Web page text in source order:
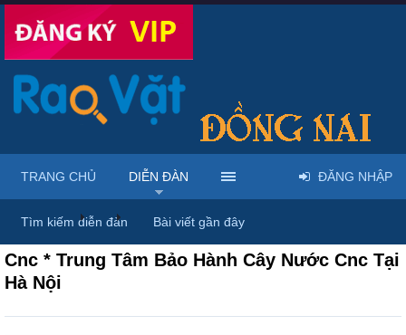
Diễn đàn ... Mua bán & sửa điện tử, điện lạnh
Cnc * Trung Tâm Bảo Hành Cây Nước Cnc Tại
Hà Nội
TRANG CHỦ DIỄN ĐÀN
Tìm kiếm diễn đàn Bài viết gần đây
ĐĂNG NHẬP